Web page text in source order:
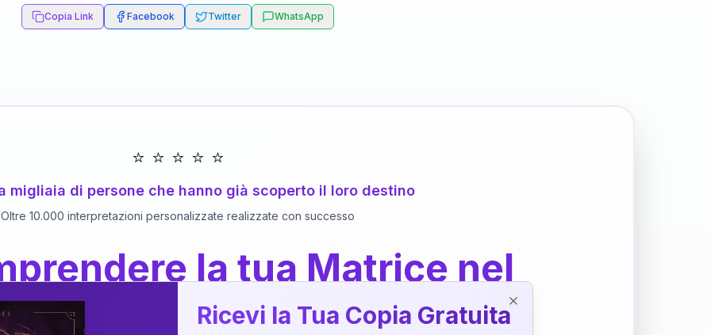
Copia Link Facebook Twitter WhatsApp
⭐ ⭐ ⭐ ⭐ ⭐
migliaia di persone che hanno già scoperto il loro destino
Oltre 10.000 interpretazioni personalizzate realizzate con successo
la tua Matrice nel
dettaglio?
del Libro
Ricevi la Tua Copia Gratuita